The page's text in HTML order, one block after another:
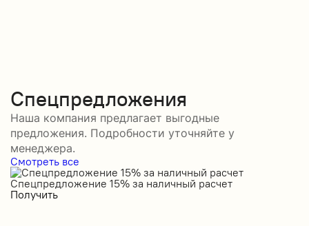
Спецпредложения
Наша компания предлагает выгодные
предложения. Подробности уточняйте у
менеджера.
Смотреть все
Спецпредложение 15% за наличный расчет
Получить